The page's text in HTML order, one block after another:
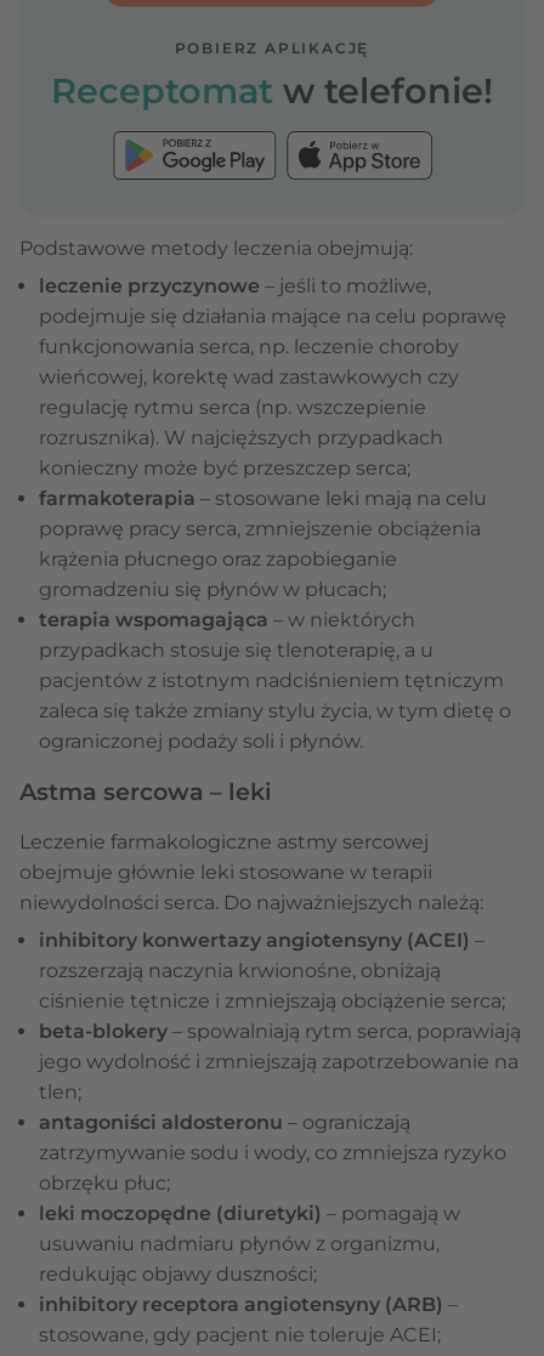
POBIERZ APLIKACJĘ
Receptomat w telefonie!
Podstawowe metody leczenia obejmują:
leczenie przyczynowe – jeśli to możliwe,
podejmuje się działania mające na celu poprawę
funkcjonowania serca, np. leczenie choroby
wieńcowej, korektę wad zastawkowych czy
regulację rytmu serca (np. wszczepienie
rozrusznika). W najcięższych przypadkach
konieczny może być przeszczep serca;
farmakoterapia – stosowane leki mają na celu
poprawę pracy serca, zmniejszenie obciążenia
krążenia płucnego oraz zapobieganie
gromadzeniu się płynów w płucach;
terapia wspomagająca – w niektórych
przypadkach stosuje się tlenoterapię, a u
pacjentów z istotnym nadciśnieniem tętniczym
zaleca się także zmiany stylu życia, w tym dietę o
ograniczonej podaży soli i płynów.
Astma sercowa – leki
Leczenie farmakologiczne astmy sercowej
obejmuje głównie leki stosowane w terapii
niewydolności serca. Do najważniejszych należą:
inhibitory konwertazy angiotensyny (ACEI) –
rozszerzają naczynia krwionośne, obniżają
ciśnienie tętnicze i zmniejszają obciążenie serca;
beta-blokery – spowalniają rytm serca, poprawiają
jego wydolność i zmniejszają zapotrzebowanie na
tlen;
antagoniści aldosteronu – ograniczają
zatrzymywanie sodu i wody, co zmniejsza ryzyko
obrzęku płuc;
leki moczopędne (diuretyki) – pomagają w
usuwaniu nadmiaru płynów z organizmu,
redukując objawy duszności;
inhibitory receptora angiotensyny (ARB) –
stosowane, gdy pacjent nie toleruje ACEI;